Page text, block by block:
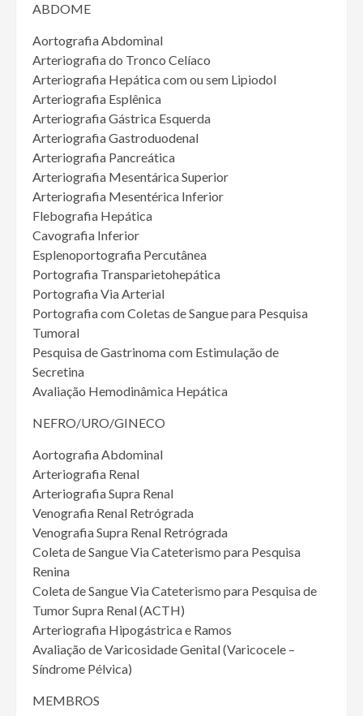
ABDOME
Aortografia Abdominal
Arteriografia do Tronco Celíaco
Arteriografia Hepática com ou sem Lipiodol
Arteriografia Esplênica
Arteriografia Gástrica Esquerda
Arteriografia Gastroduodenal
Arteriografia Pancreática
Arteriografia Mesentárica Superior
Arteriografia Mesentérica Inferior
Flebografia Hepática
Cavografia Inferior
Esplenoportografia Percutânea
Portografia Transparietohepática
Portografia Via Arterial
Portografia com Coletas de Sangue para Pesquisa
Tumoral
Pesquisa de Gastrinoma com Estimulação de
Secretina
Avaliação Hemodinâmica Hepática
NEFRO/URO/GINECO
Aortografia Abdominal
Arteriografia Renal
Arteriografia Supra Renal
Venografia Renal Retrógrada
Venografia Supra Renal Retrógrada
Coleta de Sangue Via Cateterismo para Pesquisa
Renina
Coleta de Sangue Via Cateterismo para Pesquisa de
Tumor Supra Renal (ACTH)
Arteriografia Hipogástrica e Ramos
Avaliação de Varicosidade Genital (Varicocele –
Síndrome Pélvica)
MEMBROS